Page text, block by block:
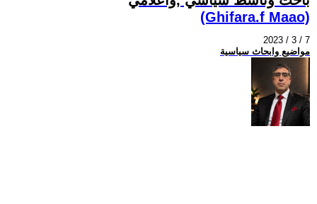
(Ghifara.f Maao)
2023 / 3 / 7
مواضيع وابحاث سياسية